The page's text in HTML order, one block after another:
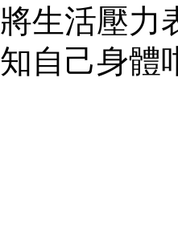
將生活壓力
知自己身體